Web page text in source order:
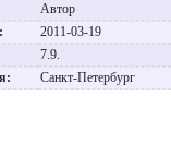
Автор
2011-03-19
7.9.
Санкт-Петербург